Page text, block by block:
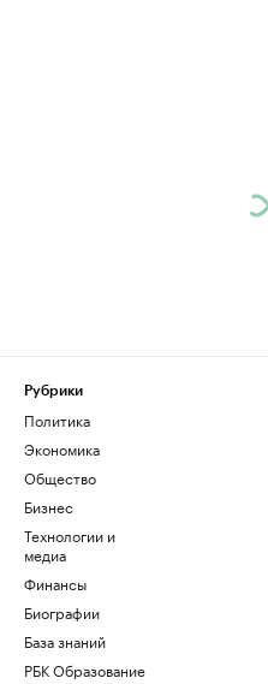
Рубрики
Политика
Экономика
Общество
Бизнес
Технологии и
медиа
Финансы
Биографии
База знаний
РБК Образование